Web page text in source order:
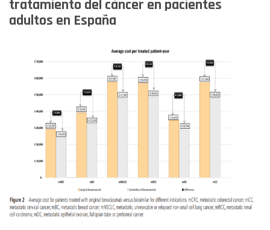
tratamiento del cáncer en pacientes
adultos en España